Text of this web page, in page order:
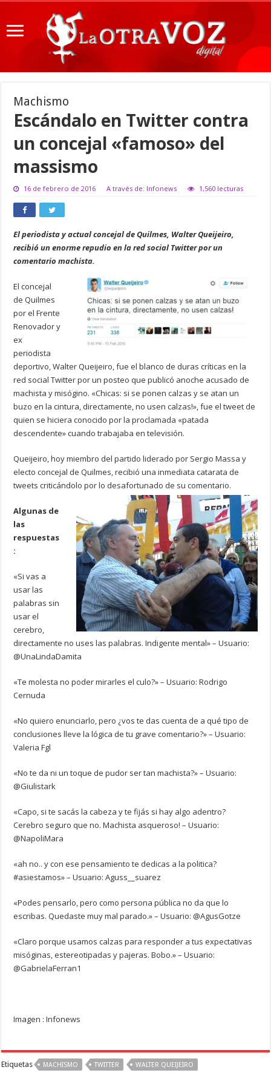
Machismo
Escándalo en Twitter contra
un concejal «famoso» del
massismo
16 de febrero de 2016 A través de: Infonews 1,560 lecturas
El periodista y actual concejal de Quilmes, Walter Queijeiro,
recibió un enorme repudio en la red social Twitter por un
comentario machista.
El concejal
de Quilmes
por el Frente
Renovador y
ex
periodista
deportivo, Walter Queijeiro, fue el blanco de duras críticas en la
red social Twitter por un posteo que publicó anoche acusado de
machista y misógino. «Chicas: si se ponen calzas y se atan un
buzo en la cintura, directamente, no usen calzas!», fue el tweet de
quien se hiciera conocido por la proclamada «patada
descendente» cuando trabajaba en televisión.
Queijeiro, hoy miembro del partido liderado por Sergio Massa y
electo concejal de Quilmes, recibió una inmediata catarata de
tweets criticándolo por lo desafortunado de su comentario.
Algunas de
las
respuestas
:
«Si vas a
usar las
palabras sin
usar el
cerebro,
directamente no uses las palabras. Indigente mental» – Usuario:
@UnaLindaDamita
«Te molesta no poder mirarles el culo?» – Usuario: Rodrigo
Cernuda
«No quiero enunciarlo, pero ¿vos te das cuenta de a qué tipo de
conclusiones lleve la lógica de tu grave comentario?» – Usuario:
Valeria Fgl
«No te da ni un toque de pudor ser tan machista?» – Usuario:
@Giulistark
«Capo, si te sacás la cabeza y te fijás si hay algo adentro?
Cerebro seguro que no. Machista asqueroso! – Usuario:
@NapoliMara
«ah no.. y con ese pensamiento te dedicas a la politica?
#asiestamos» – Usuario: Aguss__suarez
«Podes pensarlo, pero como persona pública no da que lo
escribas. Quedaste muy mal parado.» – Usuario: @AgusGotze
«Claro porque usamos calzas para responder a tus expectativas
misóginas, estereotipadas y pajeras. Bobo.» – Usuario:
@GabrielaFerran1
Imagen : Infonews
Etiquetas MACHISMO TWITTER WALTER QUEIJEIRO